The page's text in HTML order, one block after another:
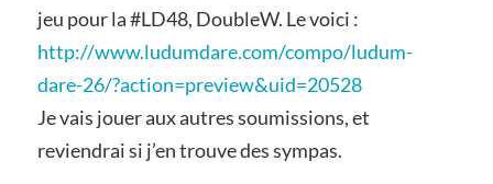
jeu pour la #LD48, DoubleW. Le voici :
http://www.ludumdare.com/compo/ludum-
dare-26/?action=preview&uid=20528
Je vais jouer aux autres soumissions, et
reviendrai si j’en trouve des sympas.